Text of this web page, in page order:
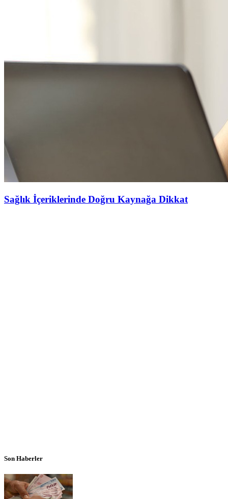
Sağlık İçeriklerinde Doğru Kaynağa Dikkat
Son Haberler